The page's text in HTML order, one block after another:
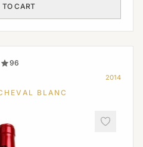
TO CART
96
2014
BLANC